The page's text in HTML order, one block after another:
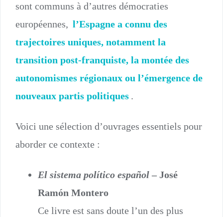
sont communs à d’autres démocraties
européennes, l’Espagne a connu des
trajectoires uniques, notamment la
transition post-franquiste, la montée des
autonomismes régionaux ou l’émergence de
nouveaux partis politiques .
Voici une sélection d’ouvrages essentiels pour
aborder ce contexte :
El sistema político español – José
Ramón Montero
Ce livre est sans doute l’un des plus